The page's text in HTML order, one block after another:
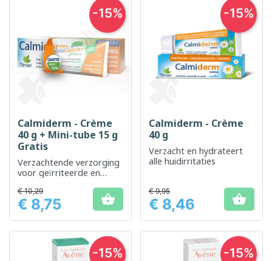
Calmiderm - Crème
40 g + Mini-tube 15 g
Gratis
Verzachtende verzorging
voor geïrriteerde en
Prijs
€ 10,29
€ 8,75 
-15%
Calmiderm - Crème
40 g
Verzacht en hydrateert
alle huidirritaties
Prijs
€ 9,95
€ 8,46 
-15%
-15% -15%